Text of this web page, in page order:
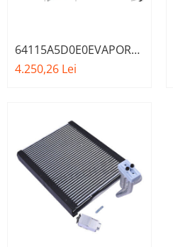
64115A5D0E0EVAPORATOR
BMW
4.250,26 Lei